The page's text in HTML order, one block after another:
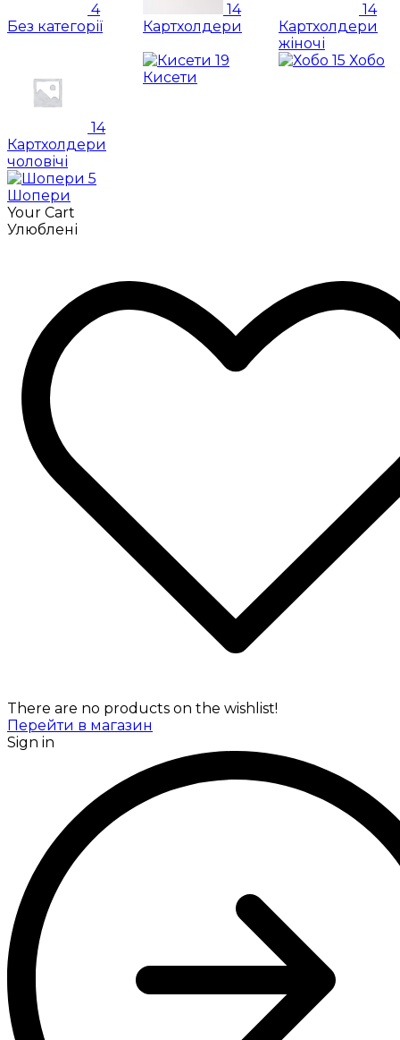
4
Без категорії
14
Картхолдери
14
Картхолдери
жіночі
14
Картхолдери
чоловічі
19
Кисети
15 Хобо
5
Шопери
Your Cart
Улюблені
There are no products on the wishlist!
Перейти в магазин
Sign in